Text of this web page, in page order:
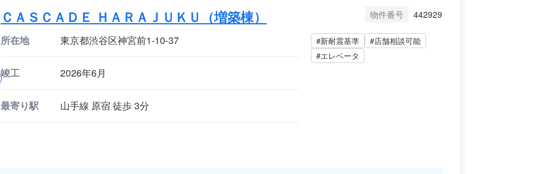
ＣＡＳＣＡＤＥ ＨＡＲＡＪＵＫＵ（増築棟） 物件番号 442929
所在地 東京都渋谷区神宮前1-10-37
竣工 2026年6月
最寄り駅 山手線 原宿 徒歩 3分
#新耐震基準
#店舗相談可能
#エレベータ